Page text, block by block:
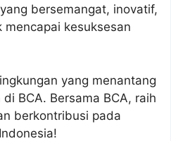
bersemangat, inovatif,
kesuksesan
yang menantang
BCA. Bersama BCA, raih
berkontribusi pada